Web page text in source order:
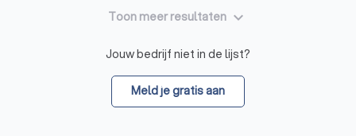
Toon meer resultaten keyboard_arrow_down
Jouw bedrijf niet in de lijst?
Meld je gratis aan